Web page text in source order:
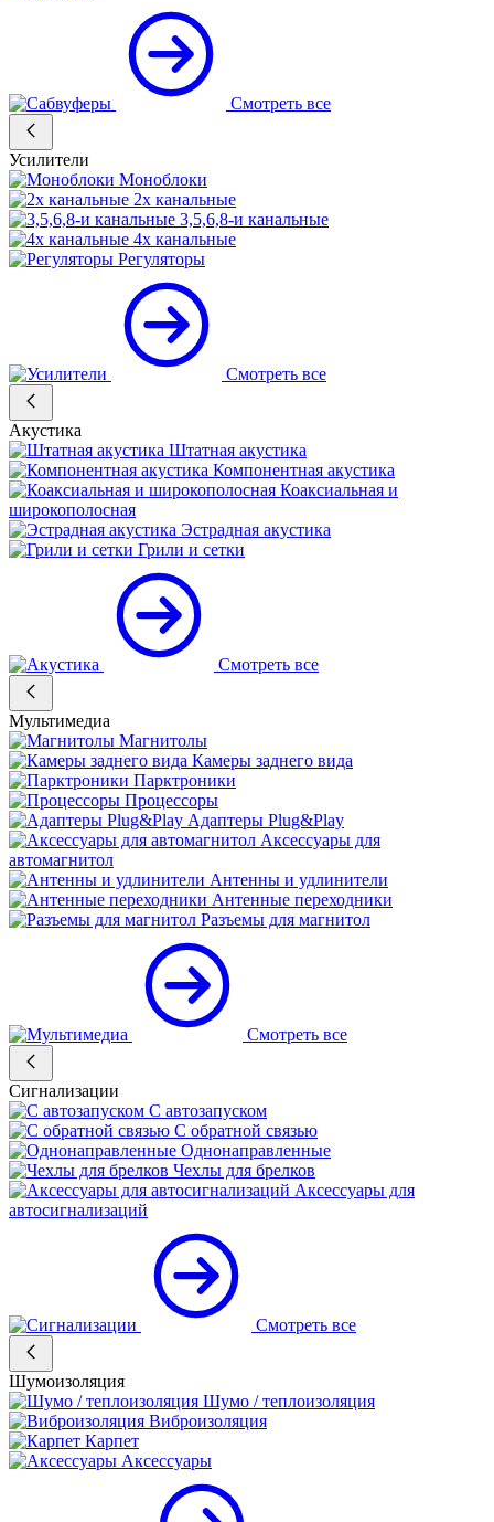
Смотреть все
Усилители
Моноблоки
2х канальные
3,5,6,8-и канальные
4х канальные
Регуляторы
Смотреть все
Акустика
Штатная акустика
Компонентная акустика
Коаксиальная и
широкополосная
Эстрадная акустика
Грили и сетки
Смотреть все
Мультимедиа
Магнитолы
Камеры заднего вида
Парктроники
Процессоры
Адаптеры Plug&Play
Аксессуары для
автомагнитол
Антенны и удлинители
Антенные переходники
Разъемы для магнитол
Смотреть все
Сигнализации
С автозапуском
С обратной связью
Однонаправленные
Чехлы для брелков
Аксессуары для
автосигнализаций
Смотреть все
Шумоизоляция
Шумо / теплоизоляция
Виброизоляция
Карпет
Аксессуары